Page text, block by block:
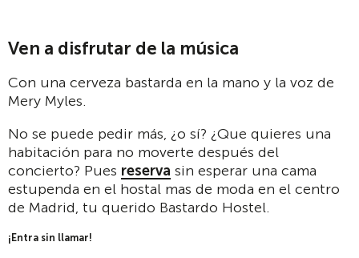
Ven a disfrutar de la música
Con una cerveza bastarda en la mano y la voz de
Mery Myles.
No se puede pedir más, ¿o sí? ¿Que quieres una
habitación para no moverte después del
concierto? Pues reserva sin esperar una cama
estupenda en el hostal mas de moda en el centro
de Madrid, tu querido Bastardo Hostel.
¡Entra sin llamar!